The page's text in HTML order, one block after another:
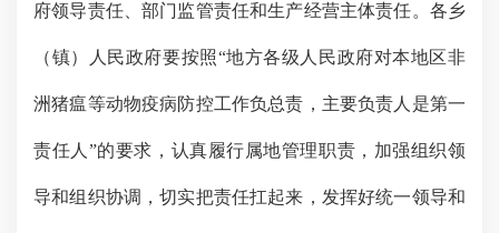
府领导责任、部门监管责任和生产经营主体责任。各乡
（镇）人民政府要按照“地方各级人民政府对本地区非
洲猪瘟等动物疫病防控工作负总责，主要负责人是第一
责任人”的要求，认真履行属地管理职责，加强组织领
导和组织协调，切实把责任扛起来，发挥好统一领导和